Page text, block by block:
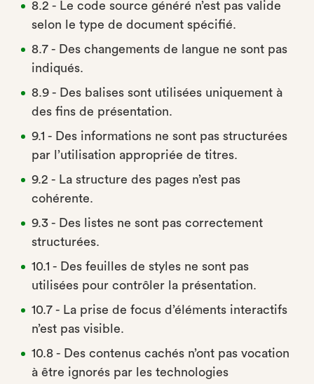
8.2 - Le code source généré n’est pas valide
selon le type de document spécifié.
8.7 - Des changements de langue ne sont pas
indiqués.
8.9 - Des balises sont utilisées uniquement à
des fins de présentation.
9.1 - Des informations ne sont pas structurées
par l’utilisation appropriée de titres.
9.2 - La structure des pages n’est pas
cohérente.
9.3 - Des listes ne sont pas correctement
structurées.
10.1 - Des feuilles de styles ne sont pas
utilisées pour contrôler la présentation.
10.7 - La prise de focus d’éléments interactifs
n’est pas visible.
10.8 - Des contenus cachés n’ont pas vocation
à être ignorés par les technologies